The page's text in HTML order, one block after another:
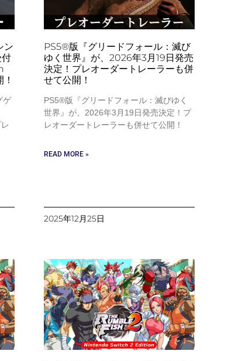
ン
ゲ
PS5®版『グリードフォール：滅び
ゆく世界』が、2026年3月19日発売
決定！プレオーダートレーラーも併
せて公開！
PS5®版『グリードフォール：滅びゆく
世界』が、2026年3月19日発売決定！プ
レオーダートレーラーも併せて公開！
READ MORE »
2025年12月25日